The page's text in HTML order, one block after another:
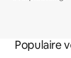
Populaire